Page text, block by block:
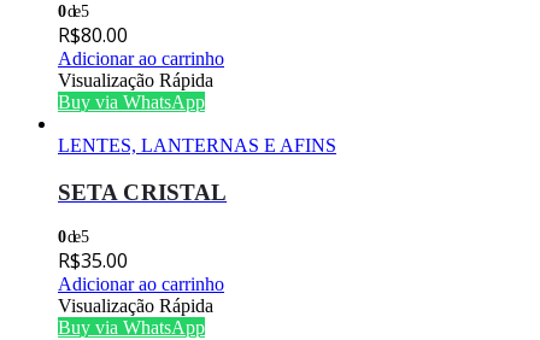
0de 5
R$80.00
Adicionar ao carrinho
Visualização Rápida
Buy via WhatsApp
LENTES, LANTERNAS E AFINS
SETA CRISTAL
0de 5
R$35.00
Adicionar ao carrinho
Visualização Rápida
Buy via WhatsApp